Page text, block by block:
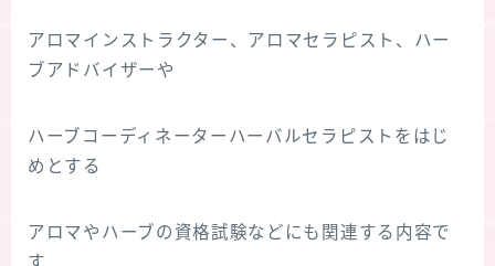
アロマインストラクター、アロマセラピスト、ハー
ブアドバイザーや
ハーブコーディネーターハーバルセラピストをはじ
めとする
アロマやハーブの資格試験などにも関連する内容で
す